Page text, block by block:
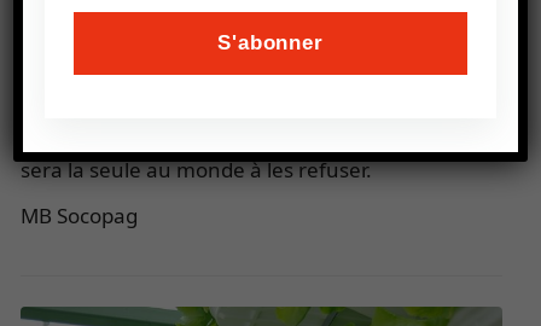
interdit toute possibilité d’introduire ces plantes
dans l’Union européenne. Plus il y aura de plantes
sera la seule au monde à les refuser.
MB Socopag